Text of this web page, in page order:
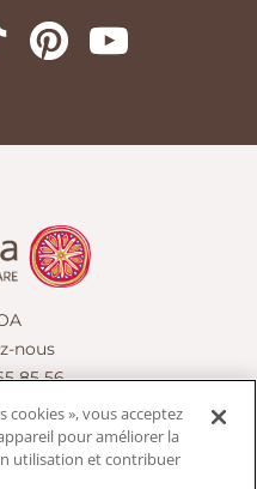
nous
85 56
cookies », vous acceptez
pour améliorer la
utilisation et contribuer